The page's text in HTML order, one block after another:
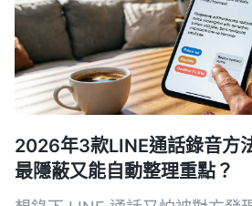
2026年3款LINE通話錄音方
最隱蔽又能自動整理重點？